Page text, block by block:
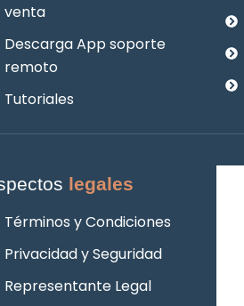
venta
Descarga App soporte
remoto
Tutoriales
legales
Términos y Condiciones
Privacidad y Seguridad
Representante Legal